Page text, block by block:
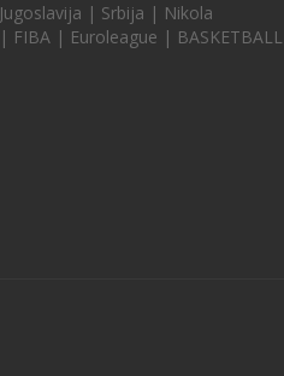
Jugoslavija | Srbija | Nikola
| FIBA | Euroleague | BASKETBALL